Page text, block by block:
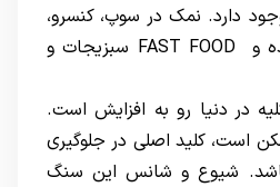
دارد. نمک در سوپ، کنسرو،
غذاهای بسته بندی شده و FAST FOOD سبزیجات و
در دنیا رو به افزایش است.
است، کلید اصلی در جلوگیری
شیوع و شانس این سنگ